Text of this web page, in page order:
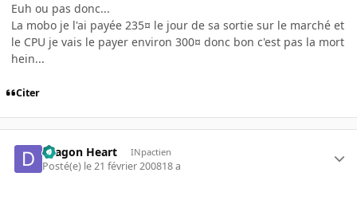
Euh ou pas donc...
La mobo je l'ai payée 235¤ le jour de sa sortie sur le marché et
le CPU je vais le payer environ 300¤ donc bon c'est pas la mort
hein...
Citer
Dragon Heart INpactien
Posté(e) le 21 février 200818 a